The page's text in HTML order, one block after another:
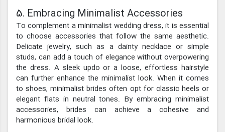
5. Embracing Minimalist Accessories
To complement a minimalist wedding dress, it is essential
to choose accessories that follow the same aesthetic.
Delicate jewelry, such as a dainty necklace or simple
studs, can add a touch of elegance without overpowering
the dress. A sleek updo or a loose, effortless hairstyle
can further enhance the minimalist look. When it comes
to shoes, minimalist brides often opt for classic heels or
elegant flats in neutral tones. By embracing minimalist
accessories, brides can achieve a cohesive and
harmonious bridal look.